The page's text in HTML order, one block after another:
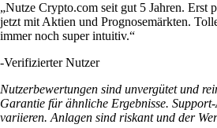
„Nutze Crypto.com seit gut 5 Jahren. Erst
jetzt mit Aktien und Prognosemärkten.
immer noch super intuitiv.“
-Verifizierter Nutzer
Nutzerbewertungen sind unvergütet und
Garantie für ähnliche Ergebnisse.
variieren. Anlagen sind riskant und der